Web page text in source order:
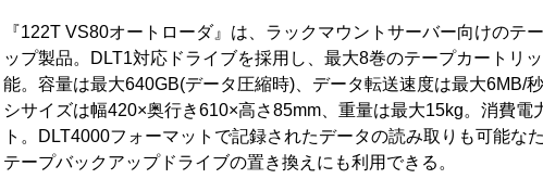
『122T VS80オートローダ』は、ラックマウントサーバー向けのテ
ップ製品。DLT1対応ドライブを採用し、最大8巻のテープカートリ
能。容量は最大640GB(データ圧縮時)、データ転送速度は最大6MB/
シサイズは幅420×奥行き610×高さ85mm、重量は最大15kg。消費電
ト。DLT4000フォーマットで記録されたデータの読み取りも可能な
テープバックアップドライブの置き換えにも利用できる。